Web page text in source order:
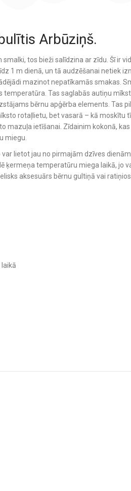
Arbūziņš.
tos bieži salīdzina ar zīdu. Šī ir
1 m dienā, un tā audzēšanai netiek
mazinot nepatīkamās smakas.
Tas saglabās autiņu
bērnu apģērba elements. Tas
rotaļlietu, bet vasarā – kā moskītu
mazuļa ietīšanai. Zīdainim kokonā,
miegu.
lietot jau no pirmajām dzīves
ķermeņa temperatūru miega laikā, jo
aksesuārs bērnu gultiņā vai